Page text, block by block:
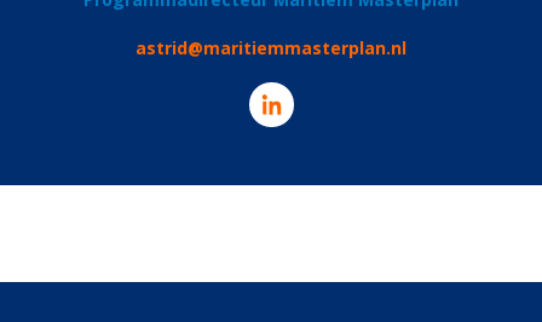
astrid@maritiemmasterplan.nl